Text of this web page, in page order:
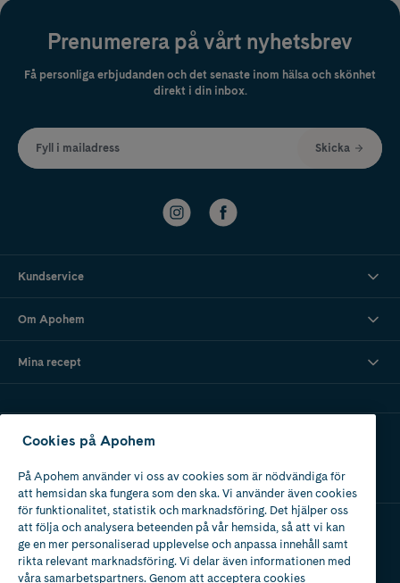
Prenumerera på vårt nyhetsbrev
Få personliga erbjudanden och det senaste inom hälsa och skönhet
direkt i din inbox.
Fyll i mailadress Skicka
Kundservice
Om Apohem
Mina recept
Ladda ner vår app
Apotek med tillstånd
av Läkemedelsverket
Cookies på Apohem
På Apohem använder vi oss av cookies som är nödvändiga för
att hemsidan ska fungera som den ska. Vi använder även cookies
för funktionalitet, statistik och marknadsföring. Det hjälper oss
att följa och analysera beteenden på vår hemsida, så att vi kan
ge en mer personaliserad upplevelse och anpassa innehåll samt
rikta relevant marknadsföring. Vi delar även informationen med
våra samarbetspartners. Genom att acceptera cookies